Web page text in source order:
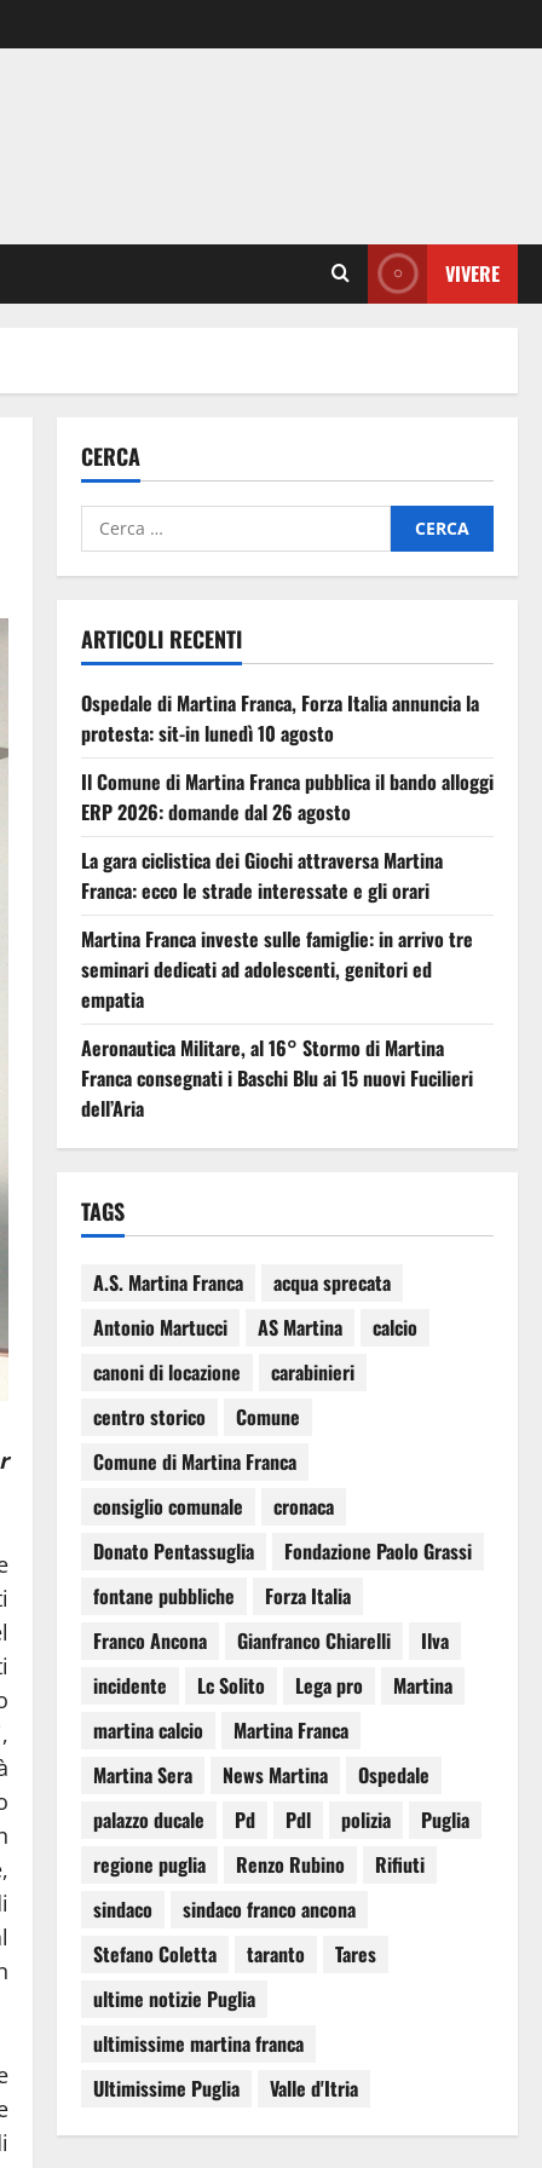
VIVERE
CERCA
ARTICOLI RECENTI
Ospedale di Martina Franca, Forza Italia annuncia la
protesta: sit-in lunedì 10 agosto
Il Comune di Martina Franca pubblica il bando alloggi
ERP 2026: domande dal 26 agosto
La gara ciclistica dei Giochi attraversa Martina
Franca: ecco le strade interessate e gli orari
Martina Franca investe sulle famiglie: in arrivo tre
seminari dedicati ad adolescenti, genitori ed
empatia
Aeronautica Militare, al 16° Stormo di Martina
Franca consegnati i Baschi Blu ai 15 nuovi Fucilieri
dell’Aria
TAGS
A.S. Martina Franca
acqua sprecata
Antonio Martucci
AS Martina
calcio
canoni di locazione
carabinieri
centro storico
Comune
Comune di Martina Franca
consiglio comunale
cronaca
Donato Pentassuglia
Fondazione Paolo Grassi
fontane pubbliche
Forza Italia
Franco Ancona
Gianfranco Chiarelli
Ilva
incidente
Lc Solito Lega pro
Martina
martina calcio
Martina Franca
Martina Sera
News Martina
Ospedale
palazzo ducale
Pd Pdl polizia
Puglia
regione puglia
Renzo Rubino
Rifiuti
sindaco
sindaco franco ancona
Stefano Coletta
taranto
Tares
ultime notizie Puglia
ultimissime martina franca
Ultimissime Puglia
Valle d'Itria